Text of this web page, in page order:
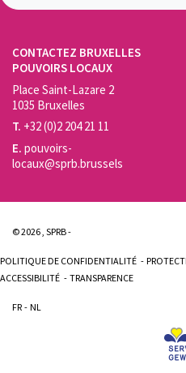
CONTACTEZ BRUXELLES
POUVOIRS LOCAUX
Place Saint-Lazare 2
1035 Bruxelles
T. +32 (0)2 204 21 11
E. pouvoirs-
locaux@sprb.brussels
© 2026 , SPRB -
POLITIQUE DE CONFIDENTIALITÉ
ACCESSIBILITÉ
TRANSPARENCE
FR NL